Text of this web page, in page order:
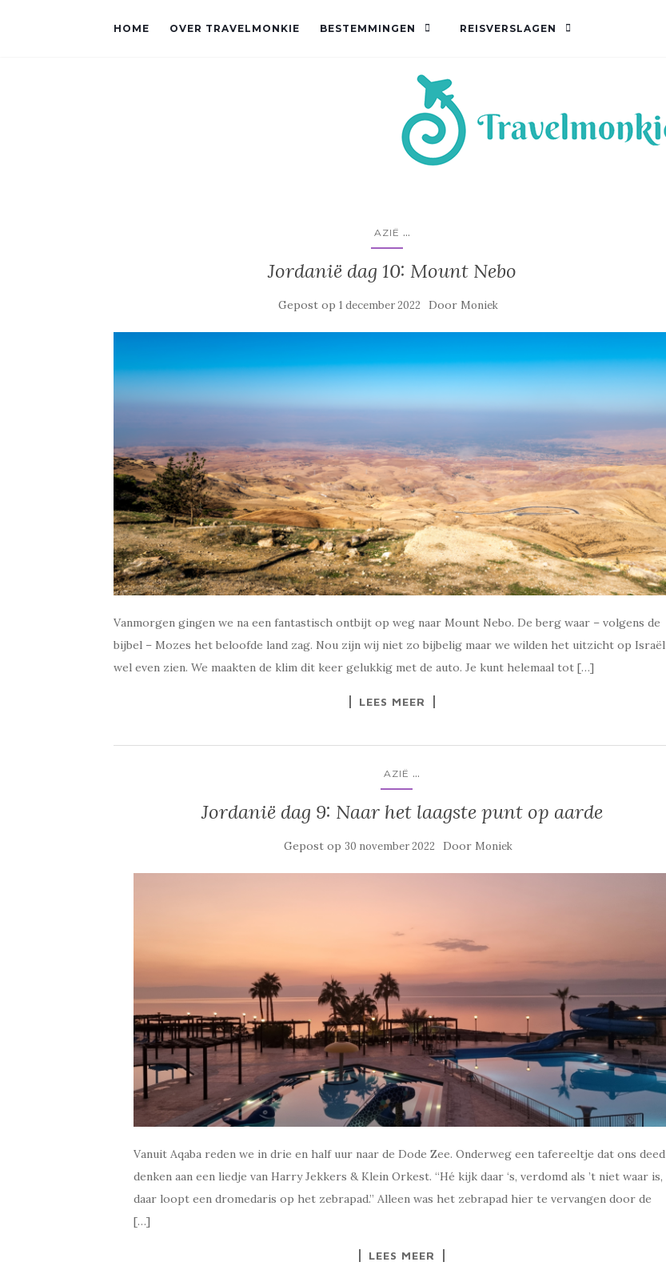
HOME OVER TRAVELMONKIE BESTEMMINGEN REISVERSLAGEN
AZIË ...
Jordanië dag 10: Mount Nebo
Gepost op 1 december 2022 Door Moniek
Vanmorgen gingen we na een fantastisch ontbijt op weg naar Mount Nebo. De berg waar – volgens de
bijbel – Mozes het beloofde land zag. Nou zijn wij niet zo bijbelig maar we wilden het uitzicht op Israël
wel even zien. We maakten de klim dit keer gelukkig met de auto. Je kunt helemaal tot […]
LEES MEER
AZIË ...
Jordanië dag 9: Naar het laagste punt op aarde
Gepost op 30 november 2022 Door Moniek
Vanuit Aqaba reden we in drie en half uur naar de Dode Zee. Onderweg een tafereeltje dat ons deed
denken aan een liedje van Harry Jekkers & Klein Orkest. “Hé kijk daar ‘s, verdomd als ’t niet waar is,
daar loopt een dromedaris op het zebrapad.” Alleen was het zebrapad hier te vervangen door de
[…]
LEES MEER